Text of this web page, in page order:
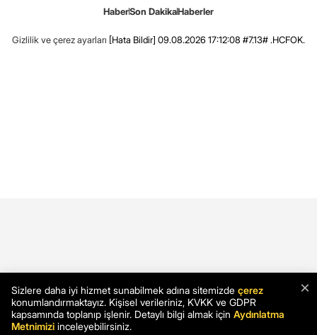
HaberSon DakikaHaberler
Gizlilik ve çerez ayarları [Hata Bildir] 09.08.2026 17:12:08 #7.13# .HCFOK.
×
Sizlere daha iyi hizmet sunabilmek adına sitemizde çerez
konumlandırmaktayız. Kişisel verileriniz, KVKK ve GDPR
kapsamında toplanıp işlenir. Detaylı bilgi almak için Aydınlatma
Metnimizi inceleyebilirsiniz.